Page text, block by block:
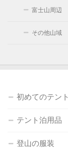
富士山周辺
その他山域
初めてのテン
テント泊用品
登山の服装